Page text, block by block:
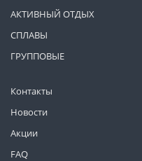
Контакты
Новости
Акции
FAQ
АКТИВНЫЙ ОТДЫХ
СПЛАВЫ
ГРУППОВЫЕ